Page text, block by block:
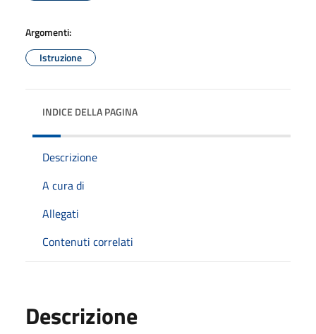
Argomenti:
Istruzione
INDICE DELLA PAGINA
Descrizione
A cura di
Allegati
Contenuti correlati
Descrizione